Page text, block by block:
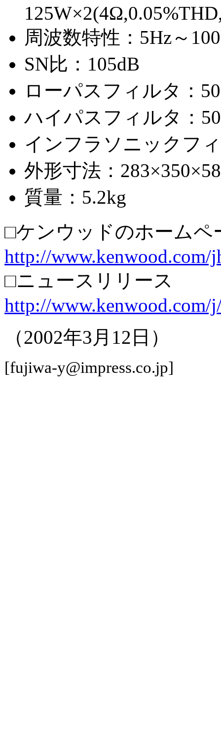
周波数特性：5Hz～
SN比：105dB
ローパスフィルタ：
ハイパスフィルタ：
インフラソニックフ
外形寸法：
質量：5.2kg
□ケンウッドのホームペ
http://www.kenwood.com/
□ニュースリリース
http://www.kenwood.com/
（2002年3月12日）
[fujiwa-y@impress.co.jp]